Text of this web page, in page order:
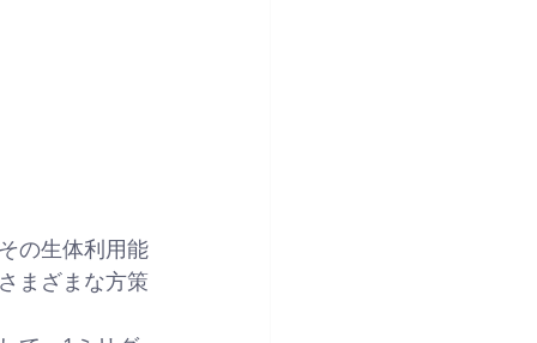
の生体利用能
まざまな方策